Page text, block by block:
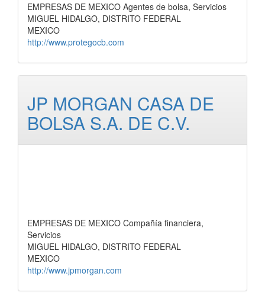
EMPRESAS DE MEXICO Agentes de bolsa, Servicios
MIGUEL HIDALGO, DISTRITO FEDERAL
MEXICO
http://www.protegocb.com
JP MORGAN CASA DE
BOLSA S.A. DE C.V.
EMPRESAS DE MEXICO Compañía financiera,
Servicios
MIGUEL HIDALGO, DISTRITO FEDERAL
MEXICO
http://www.jpmorgan.com